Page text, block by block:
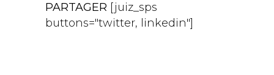
PARTAGER [juiz_sps
buttons="twitter, linkedin"]